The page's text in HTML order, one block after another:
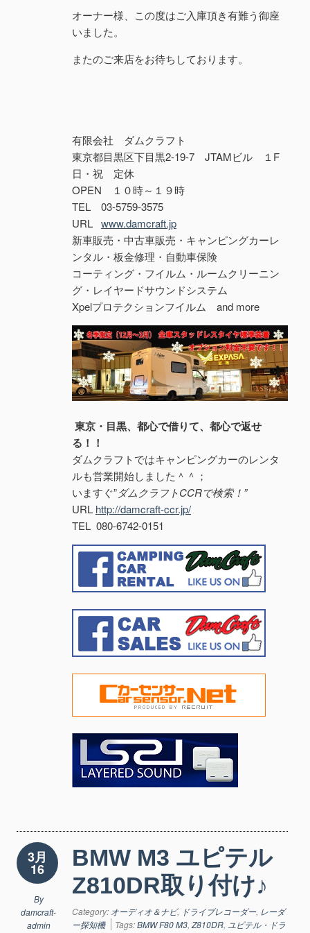
オーナー様、この度はご入庫頂き有難う御座
いました。
またのご来店をお待ちしております。
有限会社 ダムクラフト
東京都目黒区下目黒2-19-7 JTAMビル １F
日・祝 定休
OPEN １０時～１９時
TEL 03-5759-3575
URL www.damcraft.jp
新車販売・中古車販売・キャンピングカーレ
ンタル・板金修理・自動車保険
コーティング・フイルム・ルームクリーニン
グ・レイヤードサウンドシステム
Xpelプロテクションフイルム and more
東京・目黒、都心で借りて、都心で返せ
る！！
ダムクラフトではキャンピングカーのレンタ
ルも営業開始しました＾＾；
いますぐ”ダムクラフトCCRで検索！”
URL http://damcraft-ccr.jp/
TEL 080-6742-0151
3月
16
By
damcraft-
admin
BMW M3 ユピテル
Z810DR取り付け♪
Category: オーディオ＆ナビ, ドライブレコーダー, レーダ
ー探知機
Tags:BMW F80 M3, Z810DR, ユピテル・ドラ